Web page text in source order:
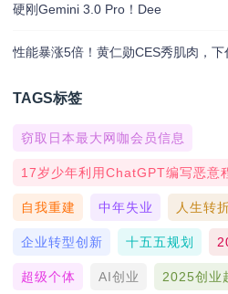
硬刚Gemini 3.0 Pro！Dee
性能暴涨5倍！黄仁勋CES秀肌肉，下
TAGS标签
窃取日本最大网咖会员信息
17岁少年利用ChatGPT编写恶意
自我重建 中年失业 人生转
企业转型创新 十五五规划
超级个体 AI创业 2025创业